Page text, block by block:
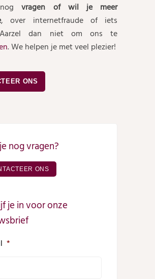
vragen of wil je meer
, over internetfraude of iets
Aarzel dan niet om ons te
. We helpen je met veel plezier!
ONS
nog vragen?
ONS
je in voor onze
*